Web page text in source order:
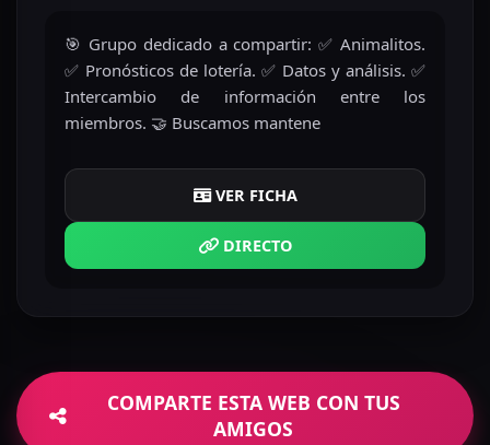
🎯 Grupo dedicado a compartir: ✅ Animalitos.
✅ Pronósticos de lotería. ✅ Datos y análisis. ✅
Intercambio de información entre los
miembros. 🤝 Buscamos mantene
VER FICHA
DIRECTO
COMPARTE ESTA WEB CON TUS
AMIGOS